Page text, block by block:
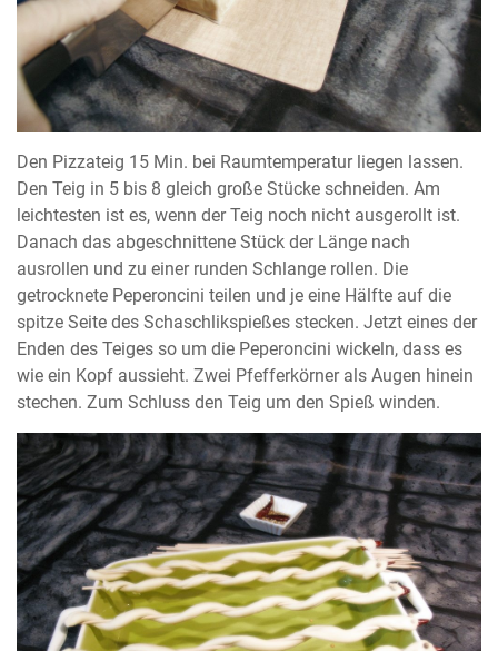
Den Pizzateig 15 Min. bei Raumtemperatur liegen lassen.
Den Teig in 5 bis 8 gleich große Stücke schneiden. Am
leichtesten ist es, wenn der Teig noch nicht ausgerollt ist.
Danach das abgeschnittene Stück der Länge nach
ausrollen und zu einer runden Schlange rollen. Die
getrocknete Peperoncini teilen und je eine Hälfte auf die
spitze Seite des Schaschlikspießes stecken. Jetzt eines der
Enden des Teiges so um die Peperoncini wickeln, dass es
wie ein Kopf aussieht. Zwei Pfefferkörner als Augen hinein
stechen. Zum Schluss den Teig um den Spieß winden.